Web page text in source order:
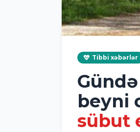
Tibbi xəbərlər
beyni
sübut